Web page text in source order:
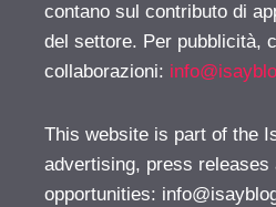
contano sul contributo di
del settore. Per pubblicità,
collaborazioni:
This website is part of the
advertising, press releases
opportunities: